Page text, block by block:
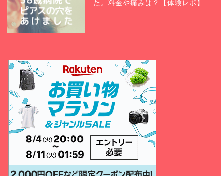
た。料金や痛みは？【体験レポ】